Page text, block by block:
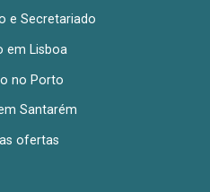
e Secretariado
em Lisboa
no Porto
Santarém
ofertas